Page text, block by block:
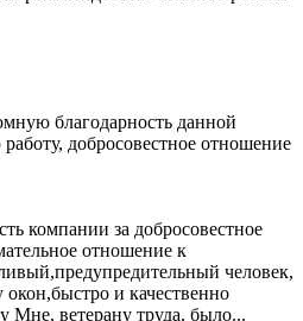
благодарность данной
добросовестное отношение
компании за добросовестное
отношение к
человек,
окон,быстро и качественно
Мне, ветерану труда, было...